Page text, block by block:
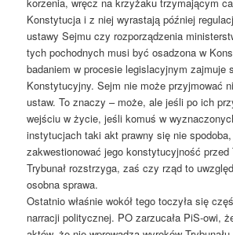
Konstytucja i z niej wyrastają później
ustawy Sejmu czy rozporządzenia
tych pochodnych musi być osadzona w
badaniem w procesie legislacyjnym zajmuje
Konstytucyjny. Sejm nie może przyjmować
ustaw. To znaczy – może, ale jeśli po ich
wejściu w życie, jeśli komuś w
instytucjach taki akt prawny się nie
zakwestionować jego konstytucyjność przed
Trybunał rozstrzyga, zaś czy rząd to
osobna sprawa.
Ostatnio właśnie wokół tego toczyła się
narracji politycznej. PO zarzucała PiS-owi,